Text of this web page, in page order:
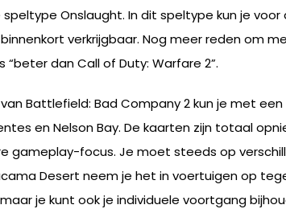
Onslaught. In dit speltype kun je
verkrijgbaar. Nog meer reden om
dan Call of Duty: Warfare 2”.
Battlefield: Bad Company 2 kun je met
en Nelson Bay. De kaarten zijn totaal
gameplay-focus. Je moet steeds op
Desert neem je het in voertuigen op
je kunt ook je individuele voortgang